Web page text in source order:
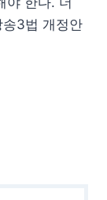
3법 개정안